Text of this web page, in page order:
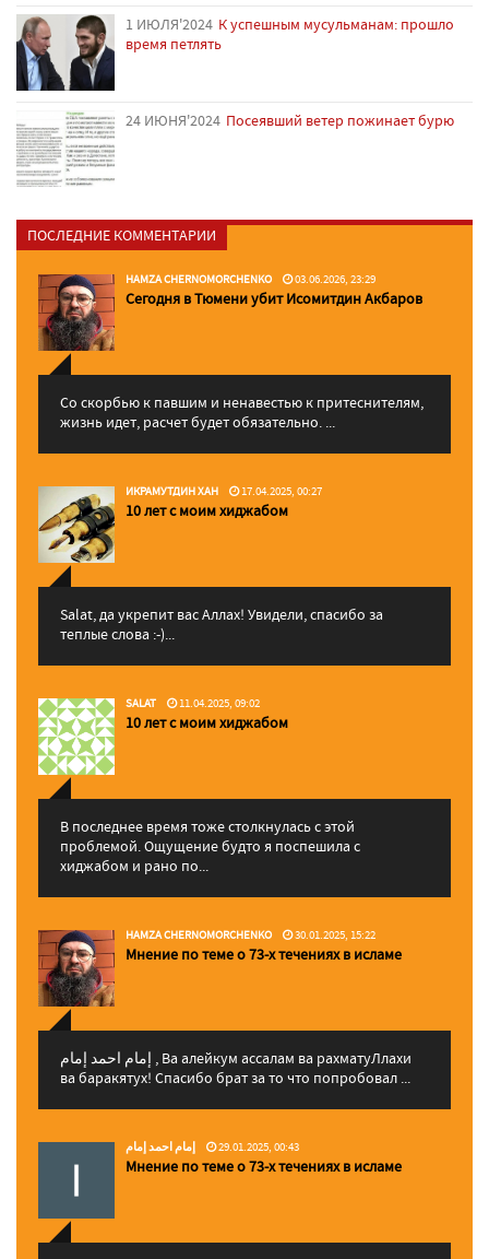
1 ИЮЛЯ'2024 К успешным мусульманам: прошло
время петлять
24 ИЮНЯ'2024 Посеявший ветер пожинает бурю
ПОСЛЕДНИЕ КОММЕНТАРИИ
HAMZA CHERNOMORCHENKO 03.06.2026, 23:29
Сегодня в Тюмени убит Исомитдин Акбаров
Со скорбью к павшим и ненавестью к притеснителям,
жизнь идет, расчет будет обязательно. ...
ИКРАМУТДИН ХАН 17.04.2025, 00:27
10 лет с моим хиджабом
Salat, да укрепит вас Аллаx! Увидели, спасибо за
теплые слова :-)...
SALAT 11.04.2025, 09:02
10 лет с моим хиджабом
В последнее время тоже столкнулась с этой
проблемой. Ощущение будто я поспешила с
хиджабом и рано по...
HAMZA CHERNOMORCHENKO 30.01.2025, 15:22
Мнение по теме о 73-х течениях в исламе
إمام احمد إمام , Ва алейкум ассалам ва рахматуЛлахи
ва баракятух! Спасибо брат за то что попробовал ...
إمام احمد إمام 29.01.2025, 00:43
Мнение по теме о 73-х течениях в исламе